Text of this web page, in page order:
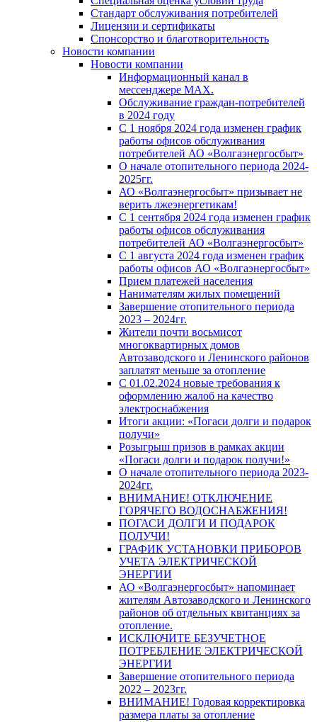
Стандарт обслуживания потребителей
Лицензии и сертификаты
Спонсорство и благотворительность
Новости компании
Новости компании
Информационный канал в
мессенджере MAX.
Обслуживание граждан-потребителей
в 2024 году
С 1 ноября 2024 года изменен график
работы офисов обслуживания
потребителей АО «Волгаэнергосбыт»
О начале отопительного периода 2024-
2025гг.
АО «Волгаэнергосбыт» призывает не
верить лжеэнергетикам!
С 1 сентября 2024 года изменен график
работы офисов обслуживания
потребителей АО «Волгаэнергосбыт»
С 1 августа 2024 года изменен график
работы офисов АО «Волгаэнергосбыт»
Прием платежей населения
Нанимателям жилых помещений
Завершение отопительного периода
2023 – 2024гг.
Жители почти восьмисот
многоквартирных домов
Автозаводского и Ленинского районов
заплатят меньше за отопление
С 01.02.2024 новые требования к
оформлению жалоб на качество
электроснабжения
Итоги акции: «Погаси долги и подарок
получи»
Розыгрыш призов в рамках акции
«Погаси долги и подарок получи!»
О начале отопительного периода 2023-
2024гг.
ВНИМАНИЕ! ОТКЛЮЧЕНИЕ
ГОРЯЧЕГО ВОДОСНАБЖЕНИЯ!
ПОГАСИ ДОЛГИ И ПОДАРОК
ПОЛУЧИ!
ГРАФИК УСТАНОВКИ ПРИБОРОВ
УЧЕТА ЭЛЕКТРИЧЕСКОЙ
ЭНЕРГИИ
АО «Волгаэнергосбыт» напоминает
жителям Автозаводского и Ленинского
районов об отдельных квитанциях за
отопление.
ИСКЛЮЧИТЕ БЕЗУЧЕТНОЕ
ПОТРЕБЛЕНИЕ ЭЛЕКТРИЧЕСКОЙ
ЭНЕРГИИ
Завершение отопительного периода
2022 – 2023гг.
ВНИМАНИЕ! Годовая корректировка
размера платы за отопление